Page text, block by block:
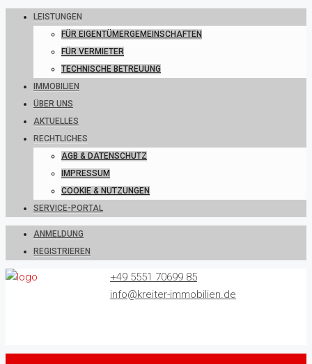
LEISTUNGEN
FÜR EIGENTÜMERGEMEINSCHAFTEN
FÜR VERMIETER
TECHNISCHE BETREUUNG
IMMOBILIEN
ÜBER UNS
AKTUELLES
RECHTLICHES
AGB & DATENSCHUTZ
IMPRESSUM
COOKIE & NUTZUNGEN
SERVICE-PORTAL
ANMELDUNG
REGISTRIEREN
+49 5551 70699 85
info@kreiter-immobilien.de